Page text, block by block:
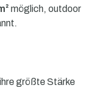
möglich, outdoor
ihre größte Stärke